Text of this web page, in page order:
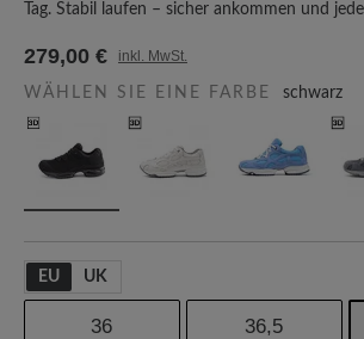
Tag. Stabil laufen – sicher ankommen und
279,00 € inkl. MwSt.
WÄHLEN SIE EINE FARBE schwarz
EU UK
36 36,5